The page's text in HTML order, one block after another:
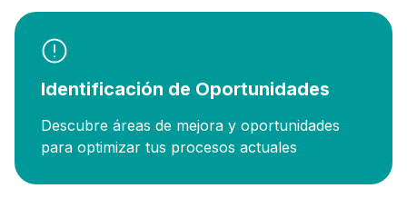
Identificación de Oportunidades
Descubre áreas de mejora y oportunidades
para optimizar tus procesos actuales